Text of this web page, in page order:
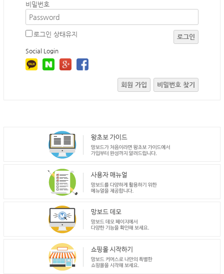
비밀번호
로그인 상태유지 로그인
Social Login
회원 가입 비밀번호 찾기